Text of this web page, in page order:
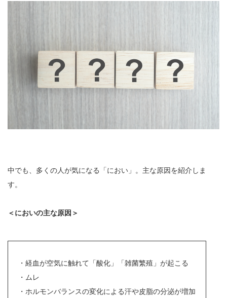
中でも、多くの人が気になる「におい」。主な原因を紹介しま
す。
＜においの主な原因＞
・経血が空気に触れて「酸化」「雑菌繁殖」が起こる
・ムレ
・ホルモンバランスの変化による汗や皮脂の分泌が増加